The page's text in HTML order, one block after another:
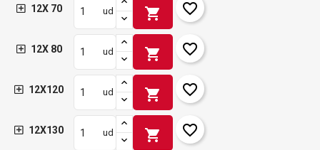
12X 70 ud shopping_cart favorite_border
12X 80 ud shopping_cart favorite_border
12X120 ud shopping_cart favorite_border
12X130 ud shopping_cart favorite_border